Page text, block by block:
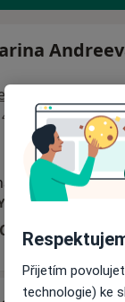
4 názory
Mapa
s.r.o.
Cena nebyla
Přijetím
technologie) ke